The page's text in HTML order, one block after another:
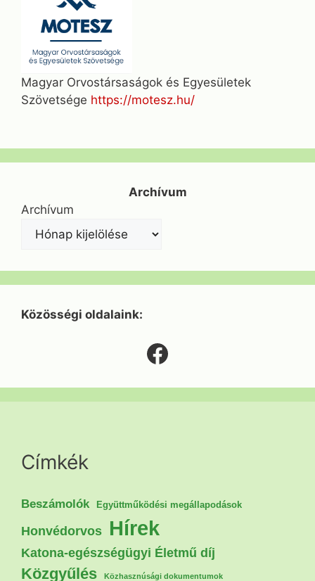
Magyar Orvostársaságok és Egyesületek
Szövetsége https://motesz.hu/
Archívum
Archívum
Közösségi oldalaink:
Facebook
Címkék
Beszámolók Együttműködési megállapodások
Honvédorvos Hírek
Katona-egészségügyi Életmű díj
Közgyűlés Közhasznúsági dokumentumok